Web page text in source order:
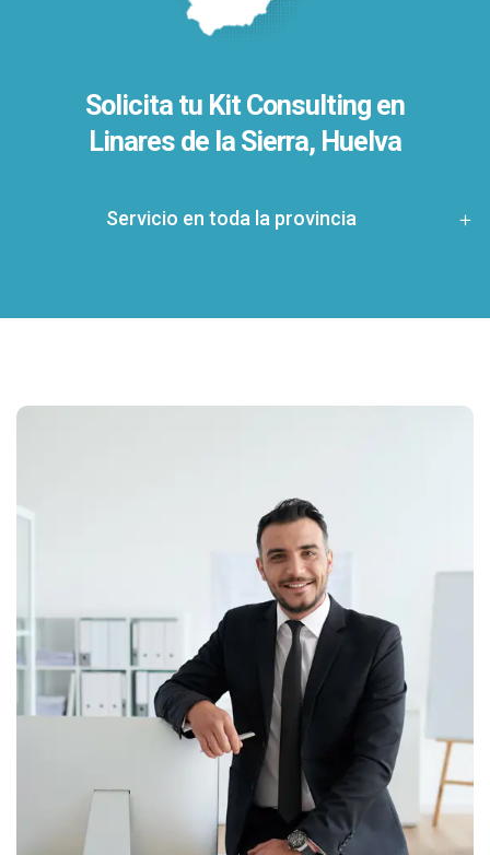
Solicita tu Kit Consulting en
Linares de la Sierra, Huelva
Servicio en toda la provincia